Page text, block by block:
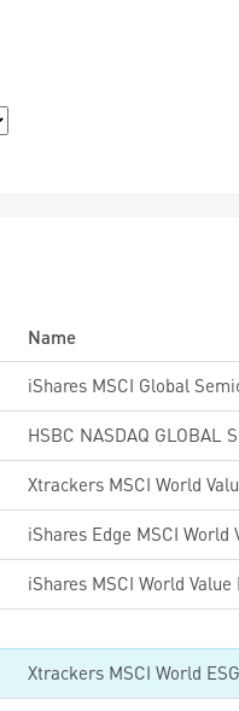
Name
Xtrackers MSCI World
Xtrackers MSCI World